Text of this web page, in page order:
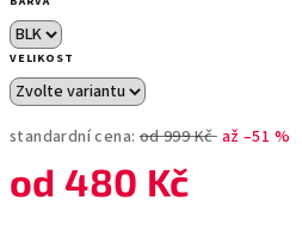
VELIKOST
standardní cena: od 999 Kč až –51 %
od480 Kč